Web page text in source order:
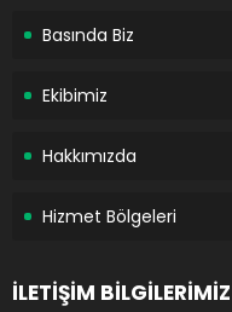
Basında Biz
Ekibimiz
Hakkımızda
Hizmet Bölgeleri
İLETİŞİM BİLGİLERİMİZ